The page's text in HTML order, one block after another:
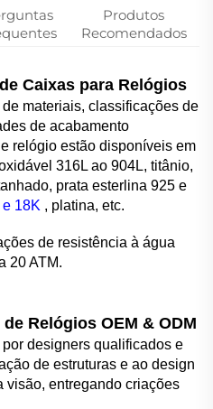
Produtos
Recomendados
Caixas para Relógios
materiais, classificações de
de acabamento
relógio estão disponíveis em
316L ao 904L, titânio,
prata esterlina 925 e
18K , platina, etc.
de resistência à água
20 ATM.
Relógios OEM & ODM
designers qualificados e
de estruturas e ao design
visão, entregando criações